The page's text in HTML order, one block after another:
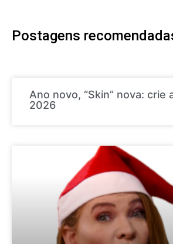
Postagens
Ano novo, “Skin” nova: crie
2026